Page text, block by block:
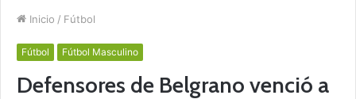
Inicio / Fútbol
Fútbol Fútbol Masculino
Defensores de Belgrano venció a